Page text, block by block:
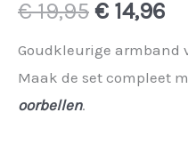
€19,95
prijs
was:
€ 14,96
Goudkleurige armband
Maak de set compleet
oorbellen.